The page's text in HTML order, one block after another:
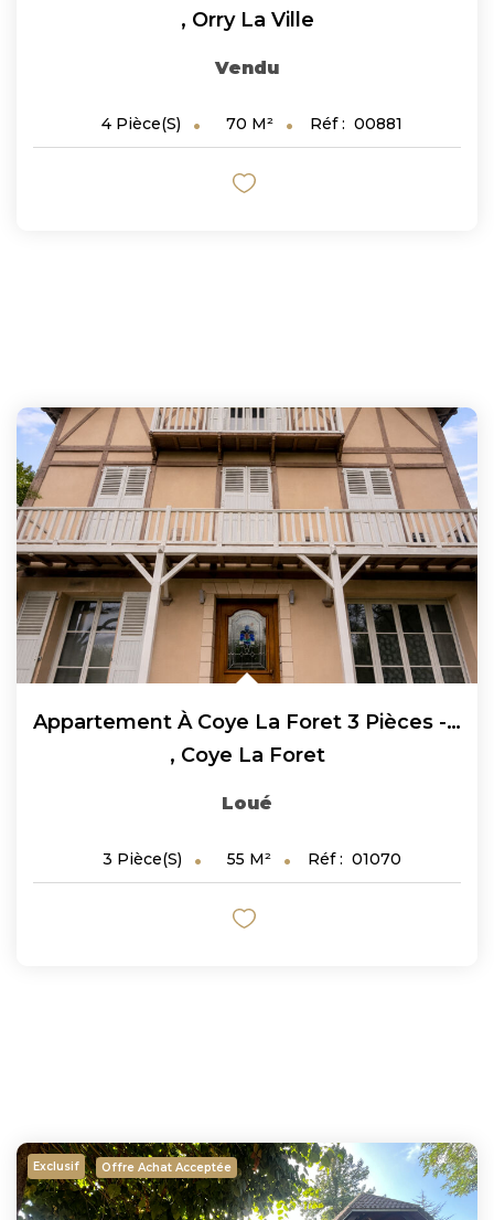
, Orry La Ville
Vendu
4 Pièce(s) 70 M² Réf : 00881
Appartement À Coye La Foret 3 Pièces - 54.8 M2 !
, Coye La Foret
Loué
3 Pièce(s) 55 M² Réf : 01070
Exclusif Offre Achat Acceptée